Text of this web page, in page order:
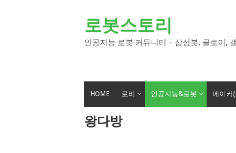
로봇스토리
인공지능 로봇 커뮤니티 – 삼성봇, 클로이,
HOME 로비 인공지능&로봇 메이커
왕다방